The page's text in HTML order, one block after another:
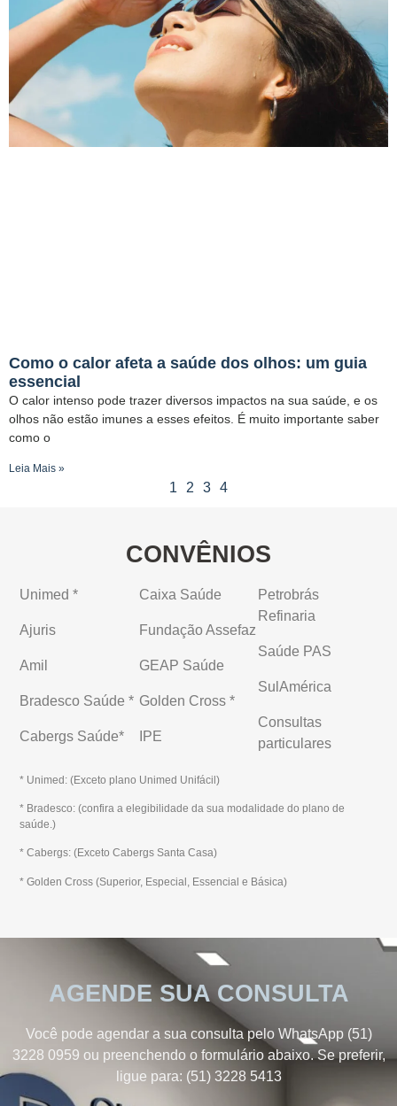
Como o calor afeta a saúde dos olhos: um guia
essencial
O calor intenso pode trazer diversos impactos na sua saúde, e os
olhos não estão imunes a esses efeitos. É muito importante saber
como o
Leia Mais »
1 2 3 4
CONVÊNIOS
Unimed *
Ajuris
Amil
Bradesco Saúde *
Cabergs Saúde*
Caixa Saúde
Fundação Assefaz
GEAP Saúde
Golden Cross *
IPE
Petrobrás
Refinaria
Saúde PAS
SulAmérica
Consultas
particulares
* Unimed: (Exceto plano Unimed Unifácil)
* Bradesco: (confira a elegibilidade da sua modalidade do plano de
saúde.)
* Cabergs: (Exceto Cabergs Santa Casa)
* Golden Cross (Superior, Especial, Essencial e Básica)
AGENDE SUA CONSULTA
Você pode agendar a sua consulta pelo WhatsApp (51)
3228 0959 ou preenchendo o formulário abaixo. Se preferir,
ligue para: (51) 3228 5413